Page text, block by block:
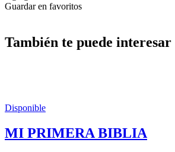
Guardar en favoritos
También te puede interesar
Disponible
MI PRIMERA BIBLIA